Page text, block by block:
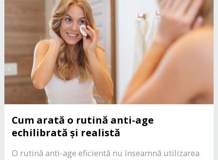
Cum arată o rutină anti-age
echilibrată și realistă
O rutină anti-age eficientă nu înseamnă utilizarea